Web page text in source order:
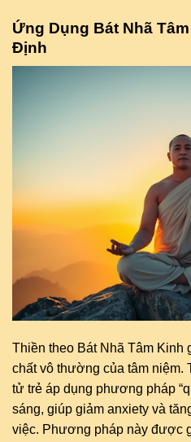
Ứng Dụng Bát Nhã
Định
Thiền theo Bát Nhã Tâm Kinh
chất vô thường của tâm
tử trẻ áp dụng phương pháp
sáng, giúp giảm anxiety và
việc. Phương pháp này được